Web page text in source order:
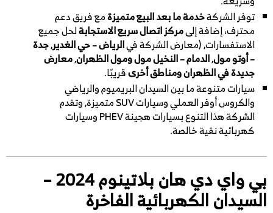
توفر الشركةخدمة ما بعد البيع متميزةمع فريق دعم
محترف، إضافة إلىمركز اتصال سريع الاستجابةلحل جميع
الاستفسارات, (معارض الشركة فيالرياض – حي الغدير,جدة
– أوتو مول,الدمام – النخيل مول ومول الظهران,معارض
جديدة في الظهران ومناطق أخرىقريبًا.
سيارات متنوعة ما بين السيدان البريميوم والرياضي
والكروس أوفر العملي وسيارات SUV متميزة, وتقدم
الشركة هذا التنوع بسيارات هجينة PHEV وسيارات
كهربائية نقية خالصة.
بي واي دي هان بلاتينوم 2024 –
السيدان الكهربائية الفاخرة